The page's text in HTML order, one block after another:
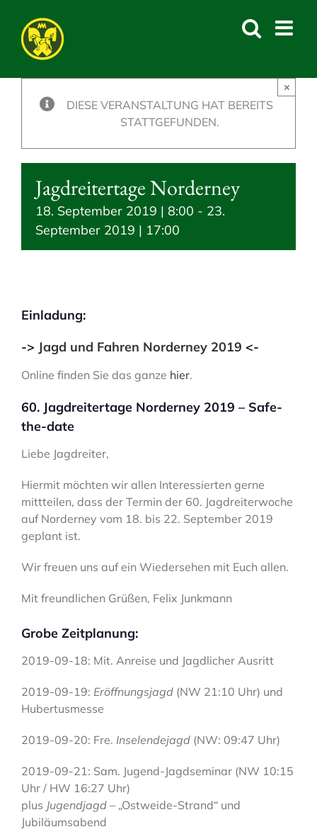
content
DIESE VERANSTALTUNG HAT BEREITS
STATTGEFUNDEN.
×
Jagdreitertage Norderney
18. September 2019 | 8:00 - 23.
September 2019 | 17:00
Einladung:
-> Jagd und Fahren Norderney 2019 <-
Online finden Sie das ganze hier.
60. Jagdreitertage Norderney 2019 – Safe-
the-date
Liebe Jagdreiter,
Hiermit möchten wir allen Interessierten gerne
mittteilen, dass der Termin der 60. Jagdreiterwoche
auf Norderney vom 18. bis 22. September 2019
geplant ist.
Wir freuen uns auf ein Wiedersehen mit Euch allen.
Mit freundlichen Grüßen, Felix Junkmann
Grobe Zeitplanung:
2019-09-18: Mit. Anreise und Jagdlicher Ausritt
2019-09-19: Eröffnungsjagd (NW 21:10 Uhr) und
Hubertusmesse
2019-09-20: Fre. Inselendejagd (NW: 09:47 Uhr)
2019-09-21: Sam. Jugend-Jagdseminar (NW 10:15
Uhr / HW 16:27 Uhr)
plus Jugendjagd – „Ostweide-Strand“ und
Jubiläumsabend